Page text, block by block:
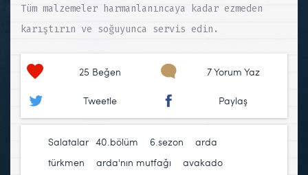
Tüm malzemeler harmanlanıncaya kadar ezmeden
karıştırın ve soğuyunca servis edin.
25 Beğen 7 Yorum Yaz
Tweetle Paylaş
Salatalar 40.bölüm 6.sezon
arda
türkmen
arda'nın mutfağı avakado